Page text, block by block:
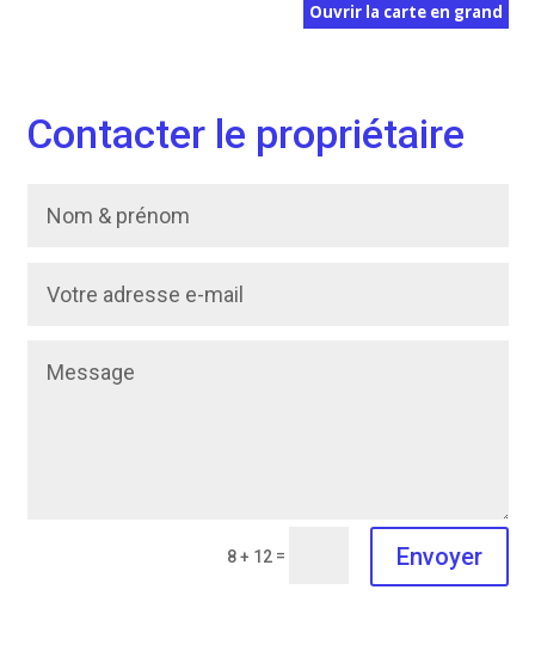
Ouvrir la carte en grand
Contacter le propriétaire
8 + 12= Envoyer